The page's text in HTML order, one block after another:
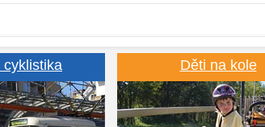
cyklistika Děti na kole